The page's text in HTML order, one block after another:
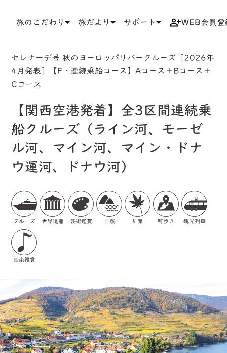
旅のこだわり 旅だより サポート WEB会員登
セレナーデ号 秋のヨーロッパリバークルーズ［2026年
4月発表］【F・連続乗船コース】Aコース＋Bコース＋
Cコース
【関西空港発着】全3区間連続乗
船クルーズ（ライン河、モーゼ
ル河、マイン河、マイン・ドナ
ウ運河、ドナウ河）
クルーズ 世界遺産 芸術鑑賞 自然 紅葉 町歩き 観光列車
音楽鑑賞